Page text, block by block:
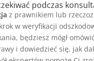
podczas
z prawnikiem lub
w weryfikacji
będziesz mógł
i dowiedzieć się, jak